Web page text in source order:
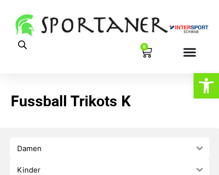
0
Fussball Trikots K
Damen
Kinder